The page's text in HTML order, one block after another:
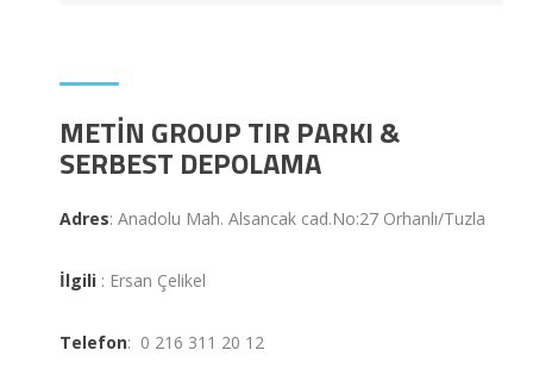
METIN GROUP TIR PARKI &
SERBEST DEPOLAMA
Adres: Anadolu Mah. Alsancak cad.No:27 Orhanlı/Tuzla
İlgili : Ersan Çelikel
Telefon: 0 216 311 20 12